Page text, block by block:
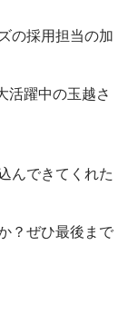
の採用担当の加
活躍中の玉越さ
んできてくれた
？ぜひ最後まで